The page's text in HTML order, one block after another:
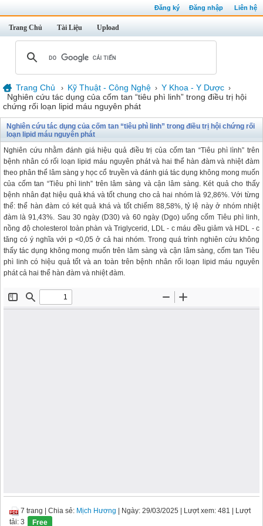
Đăng ký Đăng nhập Liên hệ
Trang Chủ Tài Liệu Upload
Trang Chủ › Kỹ Thuật - Công Nghệ › Y Khoa - Y Dược ›
Nghiên cứu tác dụng của cốm tan “tiêu phì linh” trong điều trị hội
chứng rối loạn lipid máu nguyên phát
Nghiên cứu tác dụng của cốm tan “tiêu phì linh” trong điều trị hội chứng rối
loạn lipid máu nguyên phát
Nghiên cứu nhằm đánh giá hiệu quả điều trị của cốm tan “Tiêu phì lình” trên
bệnh nhân có rối loạn lipid máu nguyên phát và hai thể hàn đàm và nhiệt đàm
theo phân thể lâm sàng y học cổ truyền và đánh giá tác dụng không mong muốn
của cốm tan “Tiêu phì linh” trên lâm sàng và cận lâm sàng. Két quả cho thấy
bệnh nhân đạt hiệu quả khá và tốt chung cho cả hai nhóm là 92,86%. Với từng
thể: thể hàn đàm có két quả khá và tốt chiếm 88,58%, tỷ lệ này ở nhóm nhiệt
đàm là 91,43%. Sau 30 ngày (D30) và 60 ngày (Dgo) uống cốm Tiêu phì linh,
nồng độ cholesterol toàn phàn và Triglycerid, LDL - c máu đều giảm và HDL - c
tăng có ý nghĩa với p <0,05 ở cả hai nhóm. Trong quá trình nghiên cứu không
thấy tác dụng không mong muốn trên lâm sàng và cận lâm sàng, cốm tan Tiêu
phì linh có hiệu quả tốt và an toàn trên bệnh nhân rối loạn lipid máu nguyên
phát cả hai thể hàn đàm và nhiệt đàm.
7 trang Chia sẻ: Mịch Hương | Ngày: 29/03/2025 | Lượt xem: 481 | Lượt
tải: 3
Free